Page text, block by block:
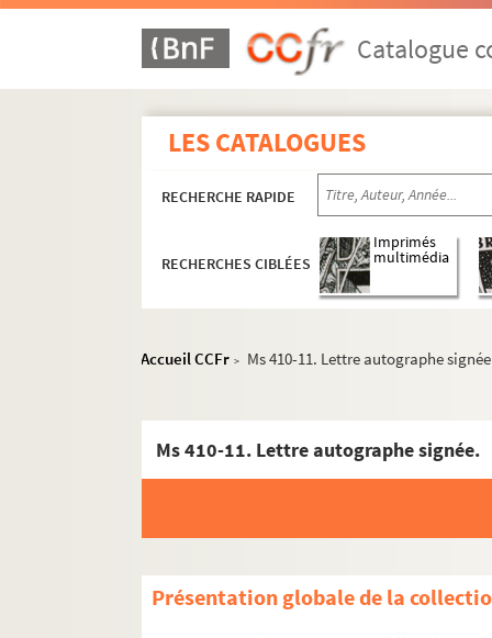
Catalogue
LES CATALOGUES
RECHERCHE RAPIDE
RECHERCHES CIBLÉES
Imprimés
multimédia
Accueil CCFr > Ms 410-11. Lettre autographe
Ms 410-11. Lettre autographe signée.
Présentation globale de la
Œuvres littéraires de Paul-Jean Toulet